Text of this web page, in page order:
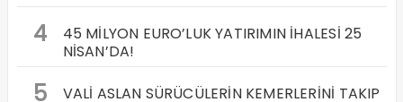
4
45 MİLYON EURO’LUK YATIRIMIN İHALESİ 25
NİSAN’DA!
5
VALİ ASLAN SÜRÜCÜLERİN KEMERLERİNİ TAKIP